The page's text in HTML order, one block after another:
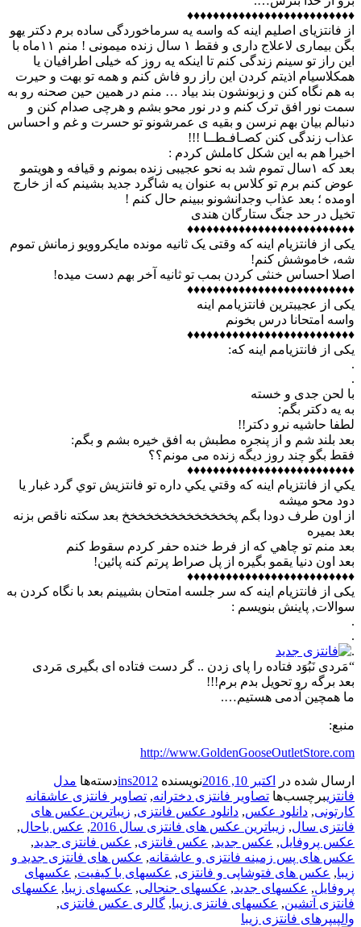
♦♦♦♦♦♦♦♦♦♦♦♦♦♦♦♦♦♦♦♦♦♦♦♦♦♦
از فانتزیای اصلیم اینه که واسه یه سرماخوردگی ساده برم دکتر یهو
بگن بیماری لاعلاج داری و فقط ۱ سال زنده میمونی ! منم ۱۱ماه با
این راز تو سینم زندگی کنم تا اینکه یه روز که خیلی اطرافیان یا
همکلاسیام اذیتم کردن این راز رو فاش کنم و همه تو بهت و حیرت
به هم نگاه کنن و زبونشون بند بیاد … منم در همین حین صحنه رو به
سمت نور افق ترک کنم و در نور محو بشم و هرچی صدام کنن و
دنبالم بیان بهم نرسن و بقیه ی عمرشونو تو حسرت و غم و احساس
عذاب زندگی کنن کصـافـطــا !!!
اخیرا هم به این شکل کاملش کردم :
بعد که ۱سال تموم شد به نحو عجیبی زنده بمونم و قیافه و هویتمو
عوض کنم برم تو کلاس به عنوان یه شاگرد جدید بشینم که از خارج
اومده ؛ بعد عذاب وجدانشونو ببینم حال کنم !
تخیل در حد جنگ ستارگان هندی
♦♦♦♦♦♦♦♦♦♦♦♦♦♦♦♦♦♦♦♦♦♦♦♦♦♦
یکی از فانتزیام اینه که وقتی یک ثانیه مونده مایکروویو زمانش تموم
شه، خاموشش کنم!
اصلا احساس خنثی کردن بمب تو ثانیه آخر بهم دست میده!
♦♦♦♦♦♦♦♦♦♦♦♦♦♦♦♦♦♦♦♦♦♦♦♦♦♦
یکی از عجیبترین فانتزیامم اینه
واسه امتحانا درس بخونم
♦♦♦♦♦♦♦♦♦♦♦♦♦♦♦♦♦♦♦♦♦♦♦♦♦♦
یکی از فانتزیامم اينه كه:
.
.
با لحن جدی و خسته
به یه دکتر بگم:
لطفا حاشیه نرو دکتر!!
بعد بلند شم و از پنجره مطبش به افق خیره بشم و بگم:
فقط بگو چند روز دیگه زنده می مونم؟؟
♦♦♦♦♦♦♦♦♦♦♦♦♦♦♦♦♦♦♦♦♦♦♦♦♦♦
يكي از فانتزيام اينه كه وقتي يكي داره تو فانتزيش توي گرد غبار يا
دود محو ميشه
از اون طرف دودا بگم پخخخخخخخخخخخخخخ بعد سكته ناقص بزنه
بعد بميره
بعد منم تو چاهي كه از فرط خنده حفر كردم سقوط كنم
بعد اون دنيا يقمو بگيره از پل صراط پرتم كنه پائين!
♦♦♦♦♦♦♦♦♦♦♦♦♦♦♦♦♦♦♦♦♦♦♦♦♦♦
یکی از فانتزیام اینه که سر جلسه امتحان بشیینم بعد با نگاه کردن به
سوالات, پاینش بنویسم :
.
.
.
“مَردی نَبُوَد فتاده را پای زدن .. گر دست فتاده ای بگيری مَردی
بعد برگه رو تحویل بدم برم!!!
ما همچین آدمی هستیم….
منبع:
http://www.GoldenGooseOutletStore.com
ارسال شده در اکتبر 10, 2016 نویسنده ins2012دسته‌ها مدل
فانتزیبرچسب‌ها تصاویر فانتزی دخترانه, تصاویر فانتزی عاشقانه
کارتونی, دانلود عکس, دانلود عکس فانتزی, زیباترین عکس های
فانتزی سال, زیباترین عکس های فانتزی سال 2016 , عکس باحال,
عکس پروفایل, عکس جدید, عکس فانتزی, عکس فانتزی جدید,
عکس های پس زمینه فانتزی و عاشقانه, عکس های فانتزی جدید و
زیبا, عکس های فتوشاپی و فانتزی, عکسهای با کیفیت, عکسهای
پروفایل, عکسهای جدید, عکسهای جنجالی, عکسهای زیبا, عکسهای
فانتزی آتشین, عکسهای فانتزی زیبا, گالری عکس فانتزی,
والپیپرهای فانتزی زیبا